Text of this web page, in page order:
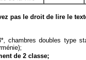
pas le droit de lire le
chambres doubles type
de 2 classe;